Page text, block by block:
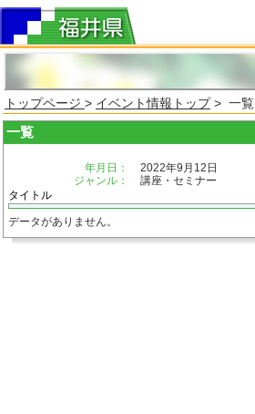
トップページ > イベント情報トップ> 一覧
一覧
年月日：
2022年9月12日
ジャンル：
講座・セミナー
タイトル
データがありません。